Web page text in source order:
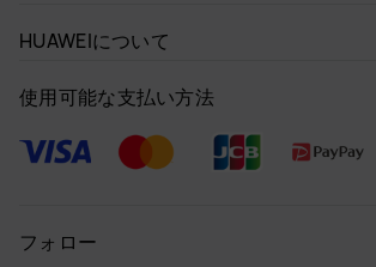
HUAWEIについて
使用可能な支払い方法
フォロー